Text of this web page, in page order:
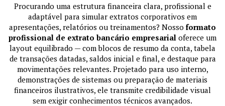
Procurando uma estrutura financeira clara, profissional e
adaptável para simular extratos corporativos em
apresentações, relatórios ou treinamentos? Nosso formato
profissional de extrato bancário empresarial oferece um
layout equilibrado — com blocos de resumo da conta, tabela
de transações datadas, saldos inicial e final, e destaque para
movimentações relevantes. Projetado para uso interno,
demonstrações de sistemas ou preparação de materiais
financeiros ilustrativos, ele transmite credibilidade visual
sem exigir conhecimentos técnicos avançados.